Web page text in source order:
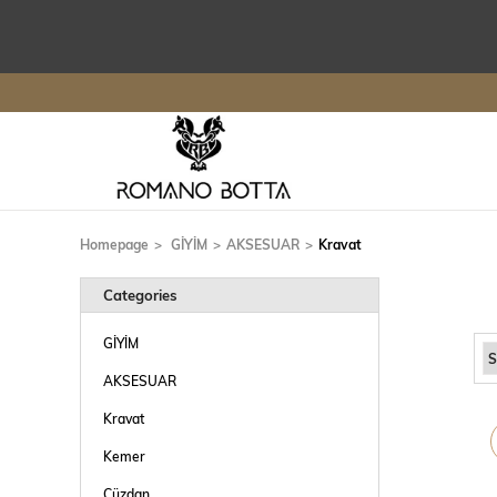
Homepage GİYİM AKSESUAR Kravat
Categories
GİYİM
AKSESUAR
Kravat
Kemer